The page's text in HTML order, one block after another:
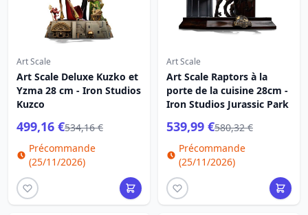
Art Scale
Art Scale Deluxe Kuzko et
Yzma 28 cm - Iron Studios
Kuzco
499,16 €534,16 €
Précommande
(25/11/2026)
Art Scale
Art Scale Raptors à la
porte de la cuisine 28cm -
Iron Studios Jurassic Park
539,99 €580,32 €
Précommande
(25/11/2026)